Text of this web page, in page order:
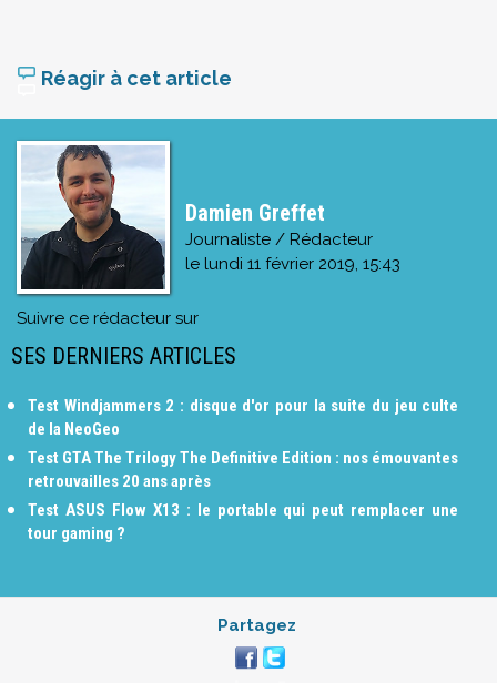
Réagir à cet article
Damien Greffet
Journaliste / Rédacteur
le lundi 11 février 2019, 15:43
Suivre ce rédacteur sur
SES DERNIERS ARTICLES
Test Windjammers 2 : disque d'or pour la suite du jeu culte
de la NeoGeo
Test GTA The Trilogy The Definitive Edition : nos émouvantes
retrouvailles 20 ans après
Test ASUS Flow X13 : le portable qui peut remplacer une
tour gaming ?
Partagez